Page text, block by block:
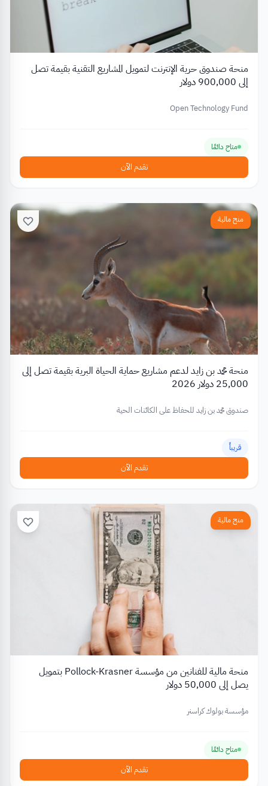
منحة صندوق حرية الإنترنت لتمويل المشاريع التقنية بقيمة تصل
إلى 900,000 دولار
Open Technology Fund
متاح دائمًا
تقدم الآن
منح مالية
منحة محمد بن زايد لدعم مشاريع حماية الحياة البرية بقيمة تصل إلى
25,000 دولار 2026
صندوق محمد بن زايد للحفاظ على الكائنات الحية
قريباً
تقدم الآن
منح مالية
منحة مالية للفنانين من مؤسسة Pollock-Krasner بتمويل
يصل إلى 50,000 دولار
مؤسسة بولوك كراسنر
متاح دائمًا
تقدم الآن